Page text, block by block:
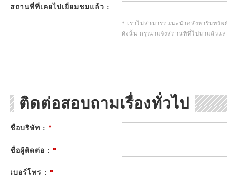
สถานที่ที่เคยไปเยี่ยมชมแล้ว :
* เราไม่สามารถแนะนำอสังหาริมทรั
ดังนั้น กรุณาแจ้งสถานที่ที่ไปมาแล้วแล
ติดต่อสอบถามเรื่องทั่วไป
ชื่อบริษัท : *
ชื่อผู้ติดต่อ : *
เบอร์โทร : *